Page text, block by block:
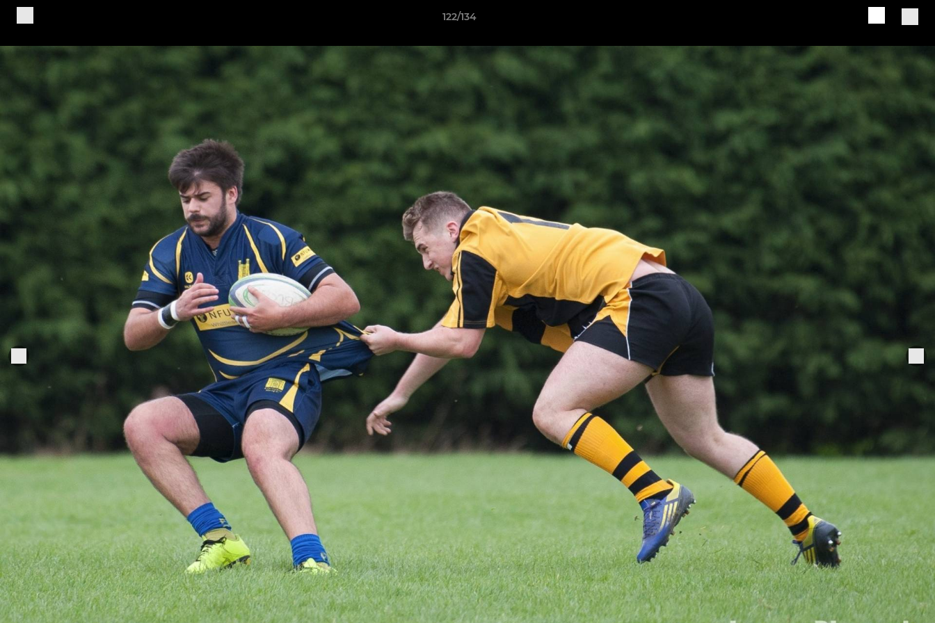
122/134